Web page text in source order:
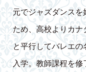
元でジャズダンス
ため、高校よりカナ
と平行してバレエ
入学。教師課程を